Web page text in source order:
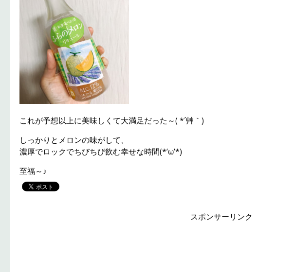
これが予想以上に美味しくて大満足だった～( *´艸｀)
しっかりとメロンの味がして、
濃厚でロックでちびちび飲む幸せな時間(*’ω’*)
至福～♪
スポンサーリンク